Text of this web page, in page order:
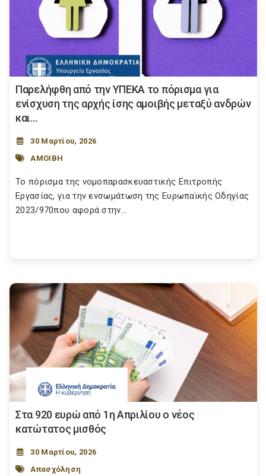
Παρελήφθη από την ΥΠΕΚΑ το πόρισμα για
ενίσχυση της αρχής ίσης αμοιβής μεταξύ ανδρών
και...
30 Μαρτίου, 2026
ΑΜΟΙΒΗ
Το πόρισμα της νομοπαρασκευαστικής Επιτροπής
Εργασίας, για την ενσωμάτωση της Ευρωπαϊκής Οδηγίας
2023/970που αφορά στην...
Στα 920 ευρώ από 1η Απριλίου ο νέος
κατώτατος μισθός
30 Μαρτίου, 2026
Απασχόληση